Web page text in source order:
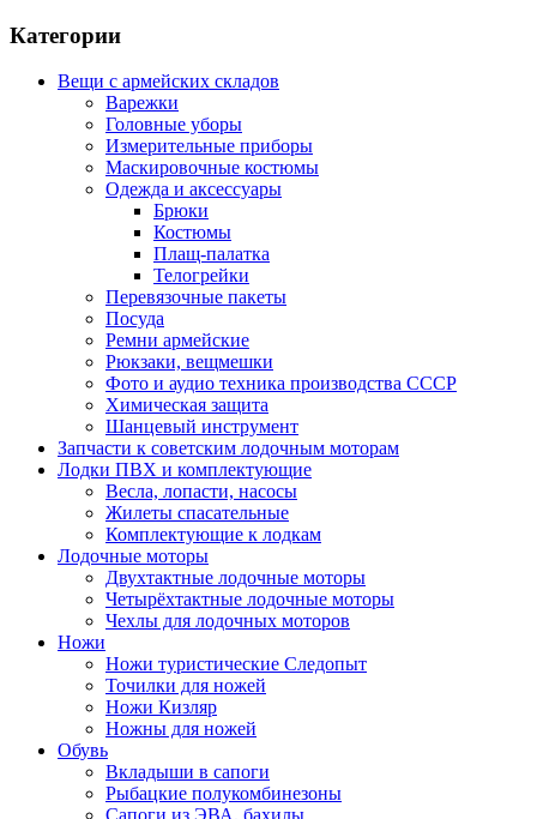
Категории
Вещи с армейских складов
Варежки
Головные уборы
Измерительные приборы
Маскировочные костюмы
Одежда и аксессуары
Брюки
Костюмы
Плащ-палатка
Телогрейки
Перевязочные пакеты
Посуда
Ремни армейские
Рюкзаки, вещмешки
Фото и аудио техника производства СССР
Химическая защита
Шанцевый инструмент
Запчасти к советским лодочным моторам
Лодки ПВХ и комплектующие
Весла, лопасти, насосы
Жилеты спасательные
Комплектующие к лодкам
Лодочные моторы
Двухтактные лодочные моторы
Четырёхтактные лодочные моторы
Чехлы для лодочных моторов
Ножи
Ножи туристические Следопыт
Точилки для ножей
Ножи Кизляр
Ножны для ножей
Обувь
Вкладыши в сапоги
Рыбацкие полукомбинезоны